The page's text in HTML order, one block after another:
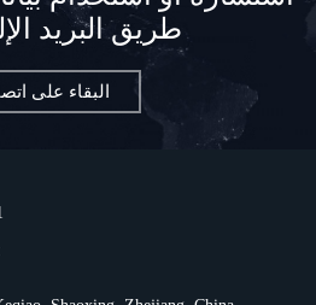
طريق البريد
البقاء على